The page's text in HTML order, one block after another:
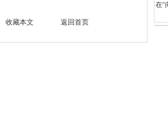
收藏本文 返回首页
在“